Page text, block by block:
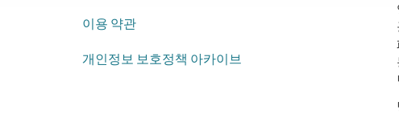
이용 약관
개인정보 보호정책 아카이브